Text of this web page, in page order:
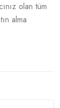
olan tüm
alma